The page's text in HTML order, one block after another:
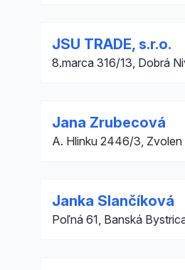
JSU TRADE, s.r.o.
8.marca 316/13, Dobrá
Jana Zrubecová
A. Hlinku 2446/3, Zvolen
Janka Slančíková
Poľná 61, Banská